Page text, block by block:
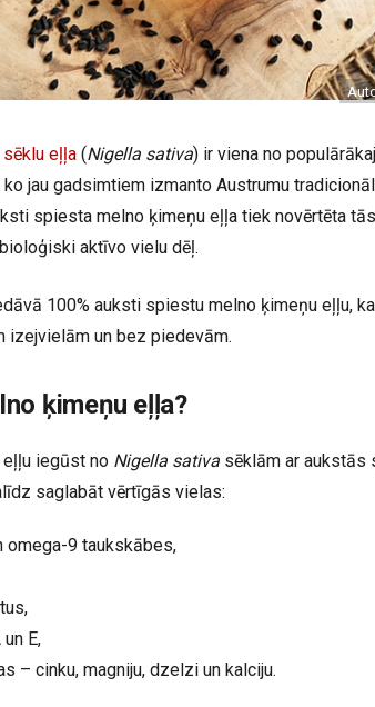
eļļa (Nigella sativa) ir viena no
jau gadsimtiem izmanto Austrumu
spiesta melno ķimeņu eļļa tiek novērtēta
aktīvo vielu dēļ.
100% auksti spiestu melno ķimeņu eļļu,
izejvielām un bez piedevām.
ķimeņu eļļa?
eļļu iegūst no Nigella sativa sēklām ar aukstās
saglabāt vērtīgās vielas:
omega-9 taukskābes,
E,
– cinku, magniju, dzelzi un kalciju.